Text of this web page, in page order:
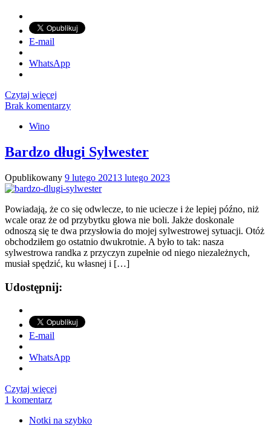
E-mail
WhatsApp
Czytaj więcej
Brak komentarzy
Wino
Bardzo długi Sylwester
Opublikowany 9 lutego 20213 lutego 2023
Powiadają, że co się odwlecze, to nie uciecze i że lepiej późno, niż
wcale oraz że od przybytku głowa nie boli. Jakże doskonale
odnoszą się te dwa przysłowia do mojej sylwestrowej sytuacji. Otóż
obchodziłem go ostatnio dwukrotnie. A było to tak: nasza
sylwestrowa randka z przyczyn zupełnie od niego niezależnych,
musiał spędzić, ku własnej i […]
Udostępnij:
E-mail
WhatsApp
Czytaj więcej
1 komentarz
Notki na szybko